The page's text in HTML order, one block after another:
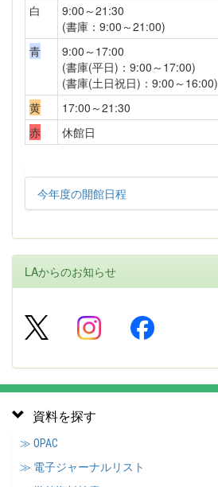
白
9:00～21:30
(書庫：9:00～21:00)
青
9:00～17:00
(書庫(平日)：9:00～17:00)
(書庫(土日祝日)：9:00～16:00)
黄
17:00～21:30
赤
休館日
今年度の開館日程
LAからのお知らせ
資料を探す
≫ OPAC
≫ 電子ジャーナルリスト